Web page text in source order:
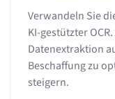
Verwandeln Sie
KI-gestützter
Datenextraktion
Beschaffung zu
steigern.